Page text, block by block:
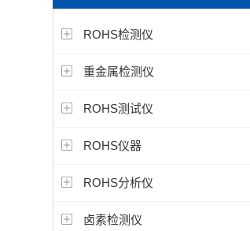
测仪，色谱仪，光谱仪
ROHS检测仪
重金属检测仪
ROHS测试仪
ROHS仪器
ROHS分析仪
卤素检测仪